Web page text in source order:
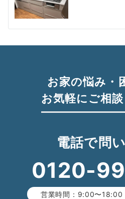
お家の悩み・
お気軽にご相談
電話で問
0120-
営業時間：9:00〜18:00